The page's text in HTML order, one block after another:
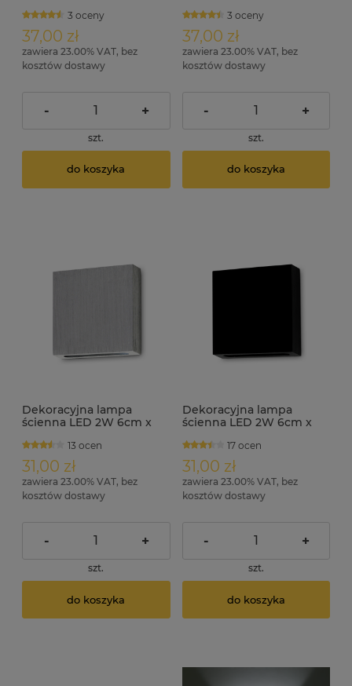
3 oceny
37,00 zł
zawiera 23.00% VAT, bez
kosztów dostawy
- +
szt.
do koszyka
3 oceny
37,00 zł
zawiera 23.00% VAT, bez
kosztów dostawy
- +
szt.
do koszyka
Dekoracyjna lampa
ścienna LED 2W 6cm x
13 ocen
31,00 zł
zawiera 23.00% VAT, bez
kosztów dostawy
- +
szt.
do koszyka
Dekoracyjna lampa
ścienna LED 2W 6cm x
czarna
17 ocen
31,00 zł
zawiera 23.00% VAT, bez
kosztów dostawy
- +
szt.
do koszyka